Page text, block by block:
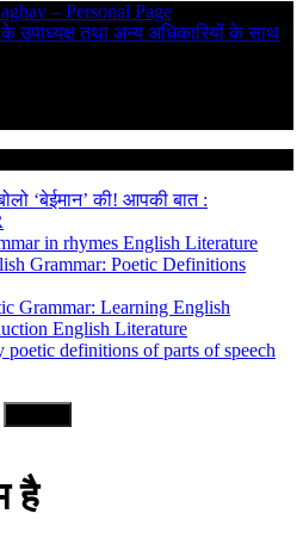
– Personal Page
उपाध्यक्ष तथा अन्य अधिकारियों के साथ
‘बेईमान’ की! आपकी बात :
in rhymes English Literature
Grammar: Poetic Definitions
Grammar: Learning English
English Literature
poetic definitions of parts of speech
है